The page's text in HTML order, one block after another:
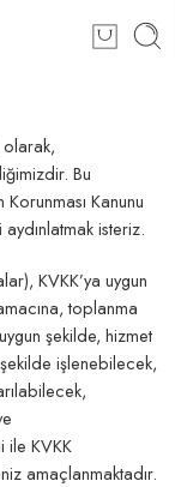
olarak,
Bu
Kanunu
isteriz.
KVKK’ya uygun
toplanma
şekilde, hizmet
şekilde işlenebilecek,
ile KVKK
amaçlanmaktadır.